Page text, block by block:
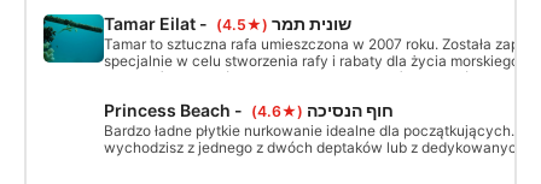
Tamar Eilat - שונית תמר (★4.5)
Tamar to sztuczna rafa umieszczona w 2007 roku. Została
specjalnie w celu stworzenia rafy i rabaty dla życia morskiego.
głębokości 8 metrów, wznosi się do głębokości 2 metrów.
Princess Beach - חוף הנסיכה (★4.6)
Bardzo ładne płytkie nurkowanie idealne dla początkujących.
wychodzisz z jednego z dwóch deptaków lub z dedykowanych,